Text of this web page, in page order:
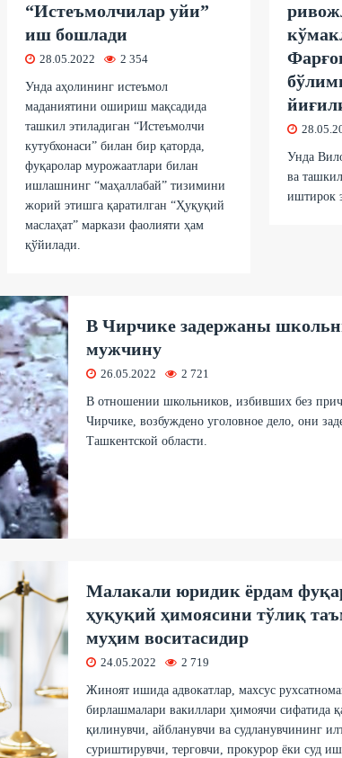
“Истеъмолчилар уйи”
иш бошлади
28.05.2022 2 354
Унда аҳолининг истеъмол
маданиятини ошириш мақсадида
ташкил этиладиган “Истеъмолчи
кутубхонаси” билан бир қаторда,
фуқаролар мурожаатлари билан
ишлашнинг “маҳаллабай” тизимини
жорий этишга қаратилган “Ҳуқуқий
маслаҳат” маркази фаолияти ҳам
қўйилади.
Унда
ва
иштирок
В Чирчике задержаны
мужчину
26.05.2022 2 721
В отношении школьников, избивших без
Чирчике, возбуждено уголовное дело, они
Ташкентской области.
Малакали юридик ёрдам
ҳуқуқий ҳимоясини тўлиқ
муҳим воситасидир
24.05.2022 2 719
Жиноят ишида адвокатлар, махсус
бирлашмалари вакиллари ҳимоячи
қилинувчи, айбланувчи ва судланувчининг
суриштирувчи, терговчи, прокурор ёки суд